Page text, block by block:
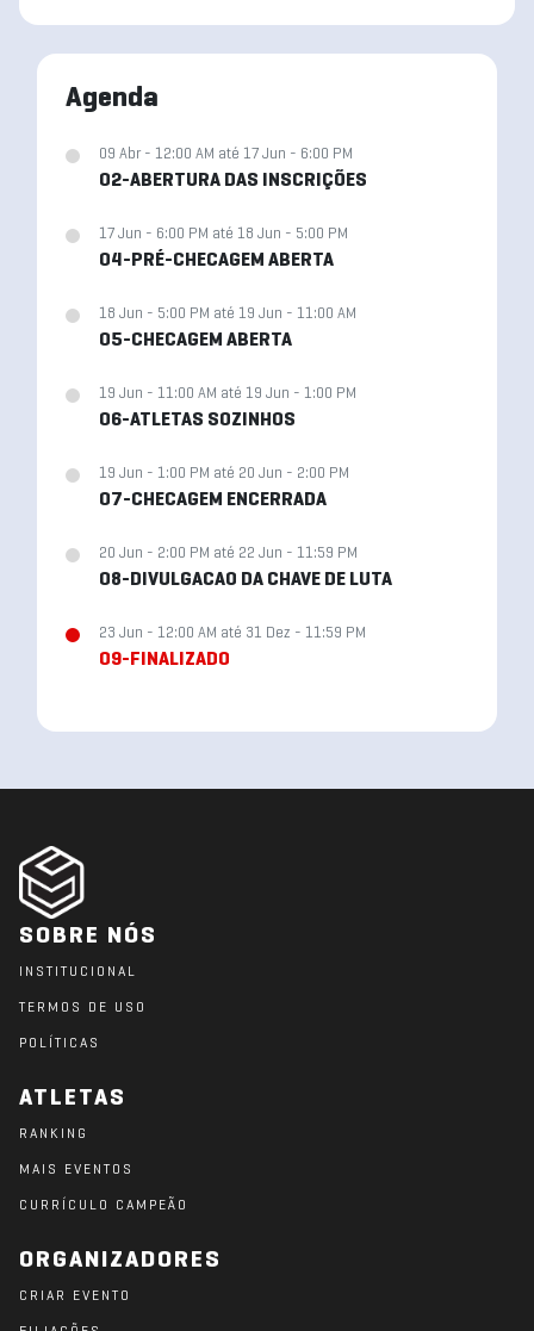
Agenda
09 Abr - 12:00 AM até 17 Jun - 6:00 PM
02-ABERTURA DAS INSCRIÇÕES
17 Jun - 6:00 PM até 18 Jun - 5:00 PM
04-PRÉ-CHECAGEM ABERTA
18 Jun - 5:00 PM até 19 Jun - 11:00 AM
05-CHECAGEM ABERTA
19 Jun - 11:00 AM até 19 Jun - 1:00 PM
06-ATLETAS SOZINHOS
19 Jun - 1:00 PM até 20 Jun - 2:00 PM
07-CHECAGEM ENCERRADA
20 Jun - 2:00 PM até 22 Jun - 11:59 PM
08-DIVULGACAO DA CHAVE DE LUTA
23 Jun - 12:00 AM até 31 Dez - 11:59 PM
09-FINALIZADO
SOBRE NÓS
INSTITUCIONAL
TERMOS DE USO
POLÍTICAS
ATLETAS
RANKING
MAIS EVENTOS
CURRÍCULO CAMPEÃO
ORGANIZADORES
CRIAR EVENTO